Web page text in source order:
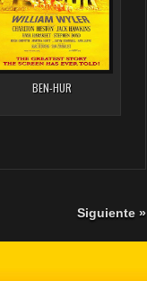
BEN-HUR
Siguiente »